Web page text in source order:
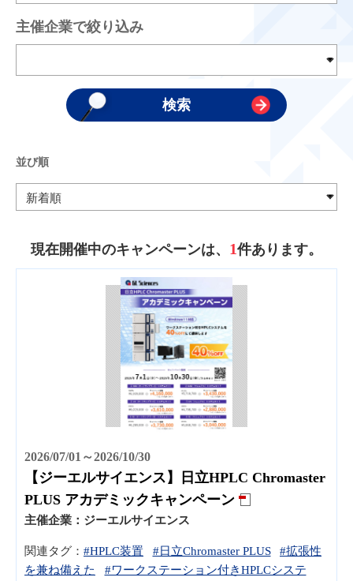
主催企業で絞り込み
並び順
現在開催中のキャンペーンは、 1件あります。
2026/07/01～2026/10/30
【ジーエルサイエンス】日立HPLC Chromaster
PLUS アカデミックキャンペーン
主催企業： ジーエルサイエンス
関連タグ： #HPLC装置 #日立Chromaster PLUS
#拡張性
を兼ね備えた
#ワークステーション付きHPLCシステ